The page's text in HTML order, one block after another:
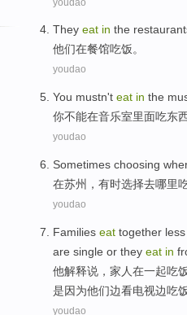
They eat in the
他们在餐馆吃饭。
youdao
You mustn't eat in the
你不能在音乐室里面吃东
youdao
Sometimes choosing
在苏州 ， 有时选择去哪里
youdao
Families eat together less
are single or they eat in
他解释说， 家人在一起吃
是因为他们边看电视边吃饭
youdao